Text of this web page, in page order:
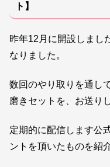
ト】
昨年12月に開設しまし
なりました。
数回のやり取りを通し
磨きセットを、お送り
定期的に配信します公
ントを頂いたものを紹